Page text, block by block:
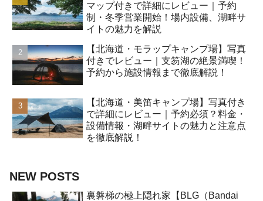
マップ付きで詳細にレビュー｜予約
制・冬季営業開始！場内設備、湖畔サ
イトの魅力を解説
【北海道・モラップキャンプ場】写真
付きでレビュー｜支笏湖の絶景満喫！
予約から施設情報まで徹底解説！
【北海道・美笛キャンプ場】写真付き
で詳細にレビュー｜予約必須？料金・
設備情報・湖畔サイトの魅力と注意点
を徹底解説！
NEW POSTS
裏磐梯の極上隠れ家【BLG（Bandai